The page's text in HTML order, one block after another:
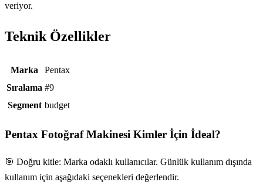
veriyor.
Teknik Özellikler
Teknik özellikler
Marka
Pentax
Sıralama #9
Segment budget
Pentax Fotoğraf Makinesi Kimler İçin İdeal?
🎯 Doğru kitle: Marka odaklı kullanıcılar. Günlük kullanım dışında
kullanım için aşağıdaki seçenekleri değerlendir.